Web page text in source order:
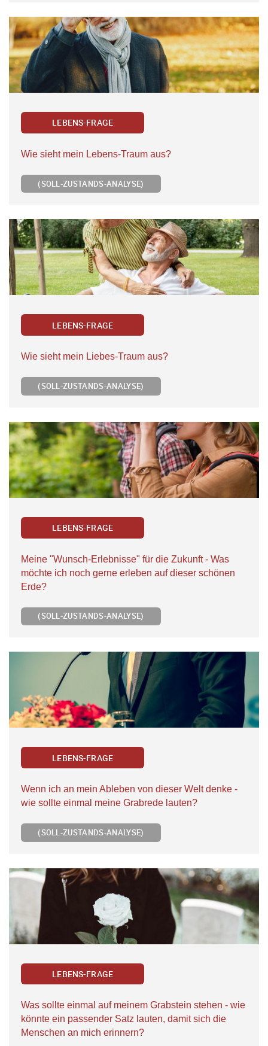
LEBENS-FRAGE
Wie sieht mein Lebens-Traum aus?
(SOLL-ZUSTANDS-ANALYSE)
LEBENS-FRAGE
Wie sieht mein Liebes-Traum aus?
(SOLL-ZUSTANDS-ANALYSE)
LEBENS-FRAGE
Meine "Wunsch-Erlebnisse" für die Zukunft - Was
möchte ich noch gerne erleben auf dieser schönen
Erde?
(SOLL-ZUSTANDS-ANALYSE)
LEBENS-FRAGE
Wenn ich an mein Ableben von dieser Welt denke -
wie sollte einmal meine Grabrede lauten?
(SOLL-ZUSTANDS-ANALYSE)
LEBENS-FRAGE
Was sollte einmal auf meinem Grabstein stehen - wie
könnte ein passender Satz lauten, damit sich die
Menschen an mich erinnern?